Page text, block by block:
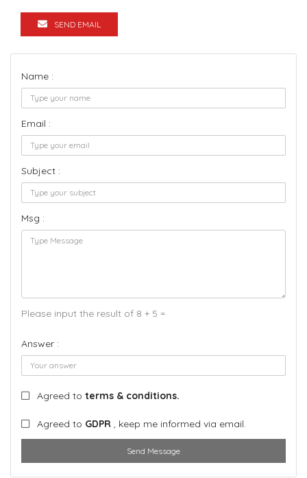
SEND EMAIL
Name :
Email :
Subject :
Msg :
Please input the result of 8 + 5 =
Answer :
Agreed to terms & conditions.
Agreed to GDPR , keep me informed via email.
Send Message